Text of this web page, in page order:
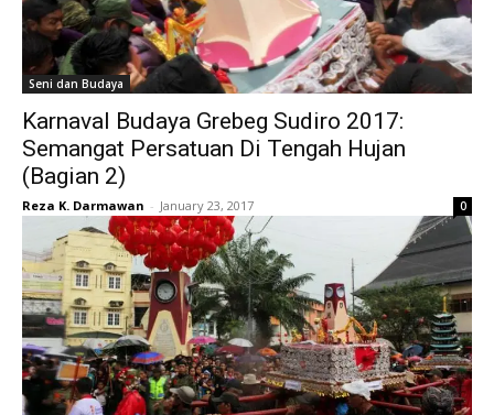
Seni dan Budaya
Karnaval Budaya Grebeg Sudiro 2017:
Semangat Persatuan Di Tengah Hujan
(Bagian 2)
Reza K. Darmawan - January 23, 2017 0